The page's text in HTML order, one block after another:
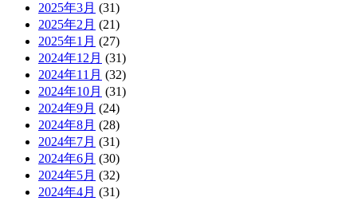
2025年3月 (31)
2025年2月 (21)
2025年1月 (27)
2024年12月 (31)
2024年11月 (32)
2024年10月 (31)
2024年9月 (24)
2024年8月 (28)
2024年7月 (31)
2024年6月 (30)
2024年5月 (32)
2024年4月 (31)